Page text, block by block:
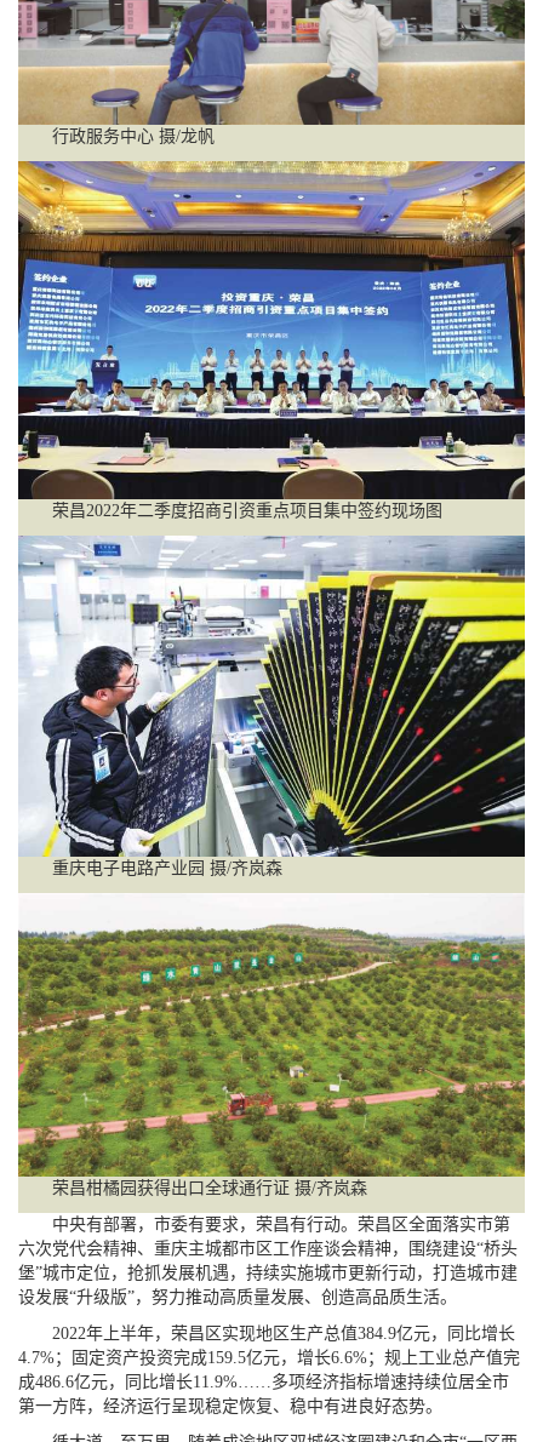
行政服务中心 摄/龙帆
荣昌2022年二季度招商引资重点项目集中签约现场图
重庆电子电路产业园 摄/齐岚森
荣昌柑橘园获得出口全球通行证 摄/齐岚森
中央有部署，市委有要求，荣昌有行动。荣昌区全面落实市第
六次党代会精神、重庆主城都市区工作座谈会精神，围绕建设“桥头
堡”城市定位，抢抓发展机遇，持续实施城市更新行动，打造城市建
设发展“升级版”，努力推动高质量发展、创造高品质生活。
2022年上半年，荣昌区实现地区生产总值384.9亿元，同比增长
4.7%；固定资产投资完成159.5亿元，增长6.6%；规上工业总产值完
成486.6亿元，同比增长11.9%……多项经济指标增速持续位居全市
第一方阵，经济运行呈现稳定恢复、稳中有进良好态势。